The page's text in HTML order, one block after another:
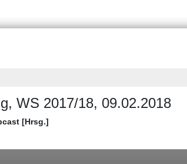
WS 2017/18, 09.02.2018
[Hrsg.]